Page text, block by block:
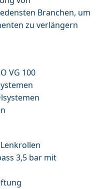
Branchen, um
zu verlängern
VG 100
3,5 bar mit